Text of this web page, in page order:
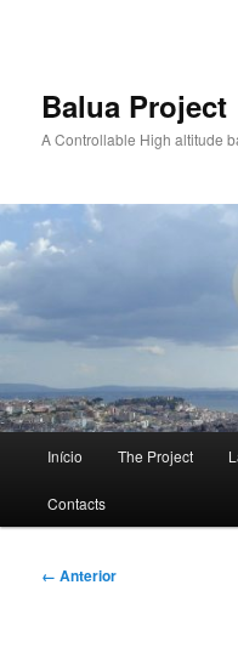
primárioBalua Project
A Controllable High altitude
principal
Início The Project
Contacts
Navegação
← Anterior